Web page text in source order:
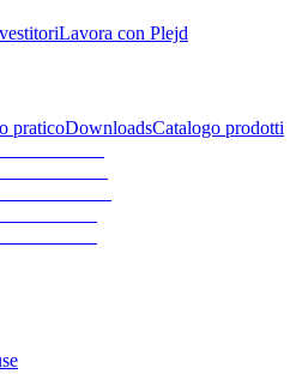
Lavora con Plejd
praticoDownloadsCatalogo prodotti